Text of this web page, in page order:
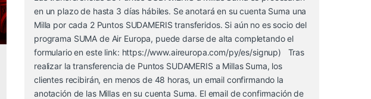
en un plazo de hasta 3 días hábiles. Se anotará en su cuenta Suma una
Milla por cada 2 Puntos SUDAMERIS transferidos. Si aún no es socio del
programa SUMA de Air Europa, puede darse de alta completando el
formulario en este link: https://www.aireuropa.com/py/es/signup) Tras
realizar la transferencia de Puntos SUDAMERIS a Millas Suma, los
clientes recibirán, en menos de 48 horas, un email confirmando la
anotación de las Millas en su cuenta Suma. El email de confirmación de